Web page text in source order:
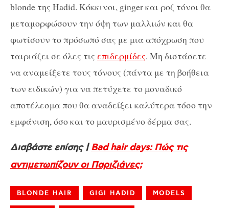
blonde της Hadid. Κόκκινοι, ginger και ροζ τόνοι θα
μεταμορφώσουν την όψη των μαλλιών και θα
φωτίσουν το πρόσωπό σας με μια απόχρωση που
ταιριάζει σε όλες τις επιδερμίδες. Μη διστάσετε
να αναμείξετε τους τόνους (πάντα με τη βοήθεια
των ειδικών) για να πετύχετε το μοναδικό
αποτέλεσμα που θα αναδείξει καλύτερα τόσο την
εμφάνιση, όσο και το μαυρισμένο δέρμα σας.
Διαβάστε επίσης |Bad hair days: Πώς τις
αντιμετωπίζουν οι Παριζιάνες;
BLONDE HAIR GIGI HADID MODELS